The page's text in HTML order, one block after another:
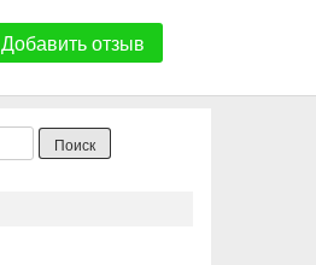
Добавить отзыв